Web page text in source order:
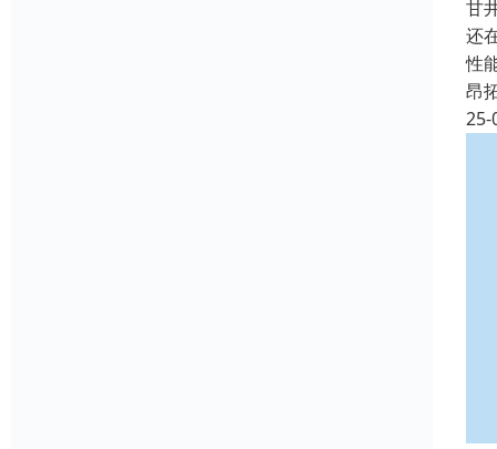
甘
还
性
昂
25-